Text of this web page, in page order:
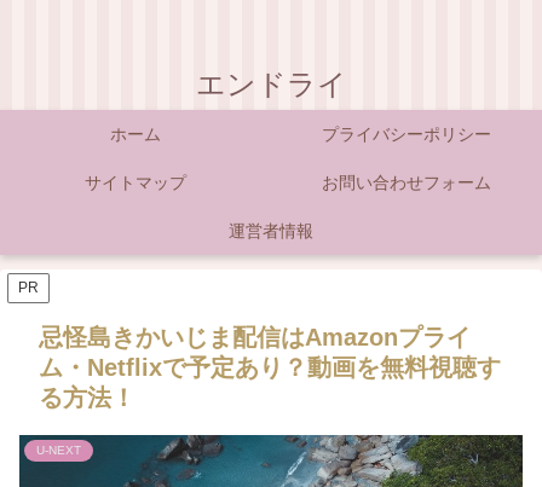
エンドライ
ホーム プライバシーポリシー
サイトマップ お問い合わせフォーム
運営者情報
PR
忌怪島きかいじま配信はAmazonプライ
ム・Netflixで予定あり？動画を無料視聴す
る方法！
U-NEXT